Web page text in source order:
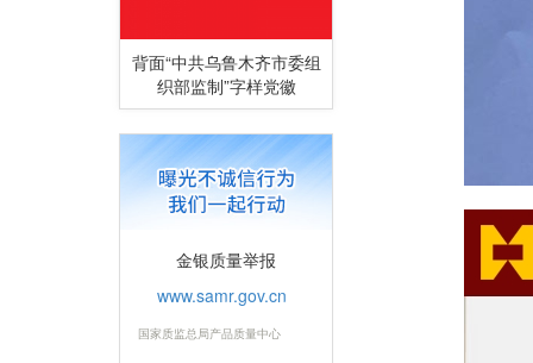
背面“中共乌鲁木齐市委组
织部监制”字样党徽
金银质量举报
www.samr.gov.cn
国家质监总局产品质量中心